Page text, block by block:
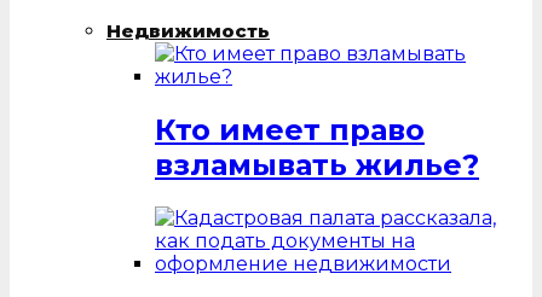
Недвижимость
Кто имеет право
взламывать жилье?